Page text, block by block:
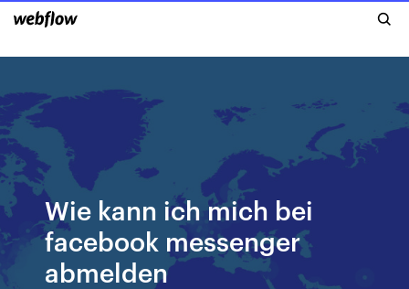
Wie kann ich mich bei
facebook messenger
abmelden